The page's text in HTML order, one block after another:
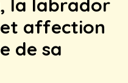
la labrador
affection
de sa